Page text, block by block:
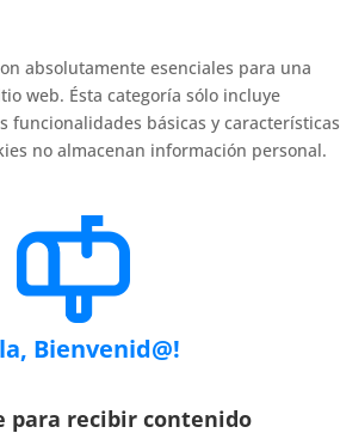
absolutamente esenciales para una
web. Ésta categoría sólo incluye
funcionalidades básicas y características
no almacenan información personal.
Bienvenid@!
para recibir contenido